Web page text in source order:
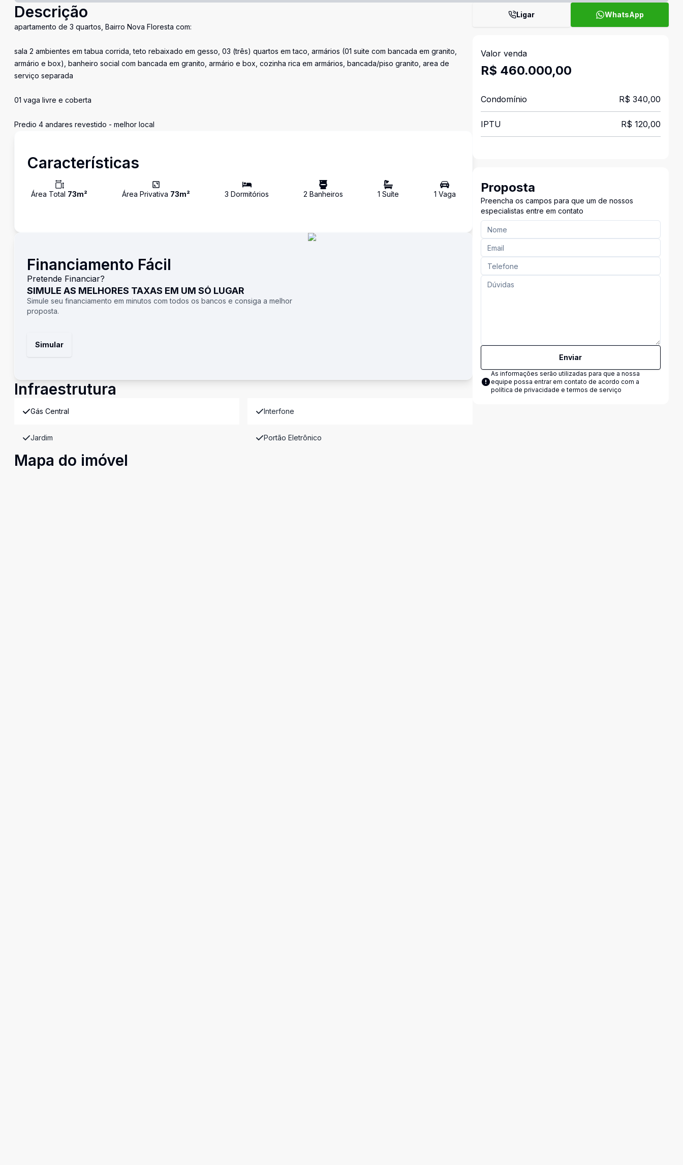
Descrição
apartamento de 3 quartos, Bairro Nova Floresta com:
sala 2 ambientes em tabua corrida, teto rebaixado em gesso, 03 (três) quartos em taco, armários (01 suite com bancada em granito,
armário e box), banheiro social com bancada em granito, armário e box, cozinha rica em armários, bancada/piso granito, area de
serviço separada
01 vaga livre e coberta
Predio 4 andares revestido - melhor local
Características
Área Total 73m² Área Privativa 73m² 3 Dormitórios 2 Banheiros 1 Suíte 1 Vaga
Financiamento Fácil
Pretende Financiar?
SIMULE AS MELHORES TAXAS EM UM SÓ LUGAR
Simule seu financiamento em minutos com todos os bancos e consiga a melhor
proposta.
Simular
Infraestrutura
Gás Central Interfone
Jardim Portão Eletrônico
Mapa do imóvel
Ligar WhatsApp
Valor venda
R$ 460.000,00
Condomínio R$ 340,00
IPTU R$ 120,00
Proposta
Preencha os campos para que um de nossos
especialistas entre em contato
Enviar
As informações serão utilizadas para que a nossa
equipe possa entrar em contato de acordo com a
política de privacidade e termos de serviço